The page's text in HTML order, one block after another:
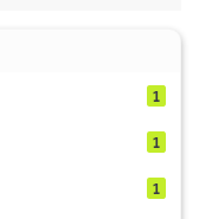
1
1
1